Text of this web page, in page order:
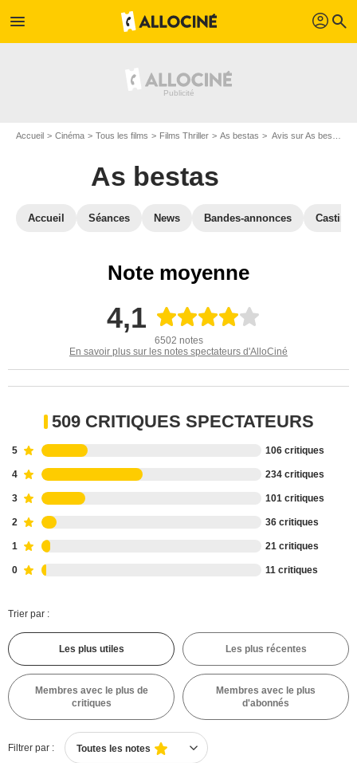
menu profil search
Accueil Cinéma Tous les films Films Thriller As bestas Avis sur As bestas
As bestas
Accueil Séances News Bandes-annonces Casting
Note moyenne
4,1
6502 notes
En savoir plus sur les notes spectateurs d'AlloCiné
509 CRITIQUES SPECTATEURS
5 106 critiques
4 234 critiques
3 101 critiques
2 36 critiques
1 21 critiques
0 11 critiques
Trier par :
Les plus utiles Les plus récentes
Membres avec le plus de
critiques
Membres avec le plus
d'abonnés
Filtrer par : Toutes les notes